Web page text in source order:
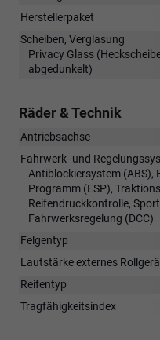
Herstellerpaket
Scheiben, Verglasung
Privacy Glass
abgedunkelt)
Räder & Technik
Antriebsachse
Fahrwerk- und
Antiblockiersystem (ABS),
Programm (ESP),
Reifendruckkontrolle,
Fahrwerksregelung (DCC)
Felgentyp
Lautstärke externes
Reifentyp
Tragfähigkeitsindex